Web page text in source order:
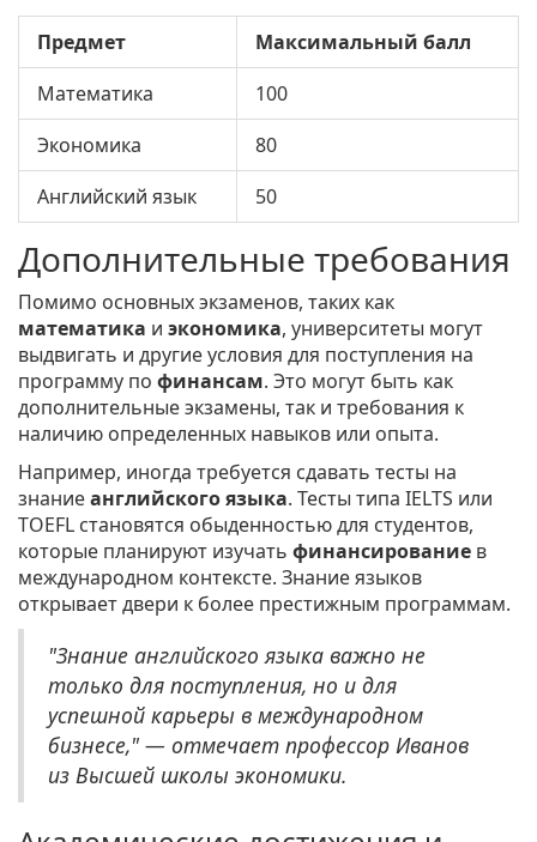
Предмет
Максимальный балл
Математика
100
Экономика
80
Английский язык
50
Дополнительные требования
Помимо основных экзаменов, таких как
математика и экономика, университеты могут
выдвигать и другие условия для поступления на
программу по финансам. Это могут быть как
дополнительные экзамены, так и требования к
наличию определенных навыков или опыта.
Например, иногда требуется сдавать тесты на
знаниеанглийского языка. Тесты типа IELTS или
TOEFL становятся обыденностью для студентов,
которые планируют изучать финансирование в
международном контексте. Знание языков
открывает двери к более престижным программам.
"Знание английского языка важно не
только для поступления, но и для
успешной карьеры в международном
бизнесе," — отмечает профессор Иванов
из Высшей школы экономики.